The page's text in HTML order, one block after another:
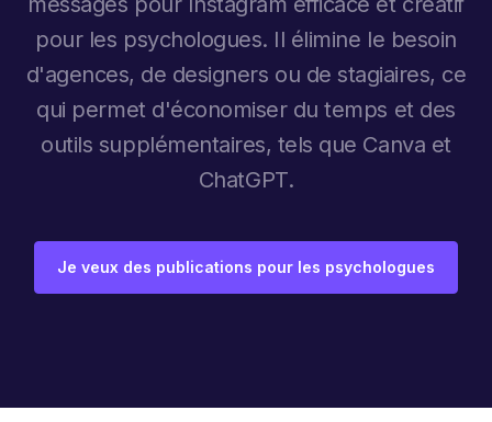
pour les psychologues. Il élimine le besoin
d'agences, de designers ou de stagiaires, ce
qui permet d'économiser du temps et des
outils supplémentaires, tels que Canva et
ChatGPT.
Je veux des publications pour les psychologues